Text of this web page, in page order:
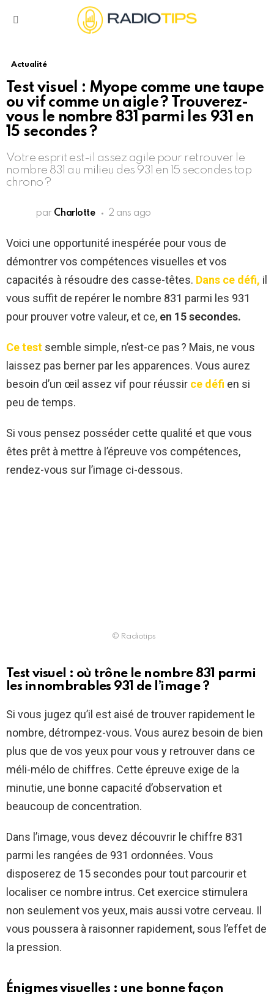
Actualité
Test visuel : Myope comme une taupe
ou vif comme un aigle ? Trouverez-
vous le nombre 831 parmi les 931 en
15 secondes ?
Votre esprit est-il assez agile pour retrouver le
nombre 831 au milieu des 931 en 15 secondes top
chrono ?
par Charlotte 2 ans ago
Voici une opportunité inespérée pour vous de
démontrer vos compétences visuelles et vos
capacités à résoudre des casse-têtes. Dans ce défi, il
vous suffit de repérer le nombre 831 parmi les 931
pour prouver votre valeur, et ce, en 15 secondes.
Ce test semble simple, n’est-ce pas ? Mais, ne vous
laissez pas berner par les apparences. Vous aurez
besoin d’un œil assez vif pour réussir ce défi en si
peu de temps.
Si vous pensez posséder cette qualité et que vous
êtes prêt à mettre à l’épreuve vos compétences,
rendez-vous sur l’image ci-dessous.
© Radiotips
Test visuel : où trône le nombre 831 parmi
les innombrables 931 de l’image ?
Si vous jugez qu’il est aisé de trouver rapidement le
nombre, détrompez-vous. Vous aurez besoin de bien
plus que de vos yeux pour vous y retrouver dans ce
méli-mélo de chiffres. Cette épreuve exige de la
minutie, une bonne capacité d’observation et
beaucoup de concentration.
Dans l’image, vous devez découvrir le chiffre 831
parmi les rangées de 931 ordonnées. Vous
disposerez de 15 secondes pour tout parcourir et
localiser ce nombre intrus. Cet exercice stimulera
non seulement vos yeux, mais aussi votre cerveau. Il
vous poussera à raisonner rapidement, sous l’effet de
la pression.
Énigmes visuelles : une bonne façon